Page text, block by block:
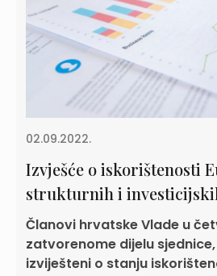
02.09.2022.
Izvješće o iskorištenosti
strukturnih i
Članovi hrvatske Vlade u
zatvorenome dijelu
izviješteni o stanju